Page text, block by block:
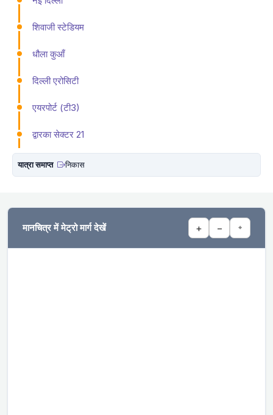
शिवाजी स्टेडियम
धौला कुआँ
दिल्ली एरोसिटी
एयरपोर्ट (टी3)
द्वारका सेक्टर 21
यात्रा समाप्त निकास
मानचित्र में मेट्रो मार्ग देखें + − ⌖